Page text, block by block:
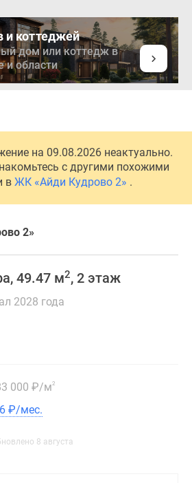
и коттеджей
дом или коттедж в
и области
на 09.08.2026 неактуально.
с другими похожими
в ЖК «Айди Кудрово 2» .
2»
49.47 м2, 2 этаж
2028 года
000 ₽/м2
₽/мес.
8 августа